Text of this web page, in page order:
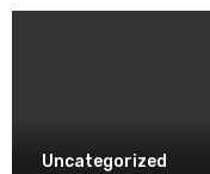
Uncategorized